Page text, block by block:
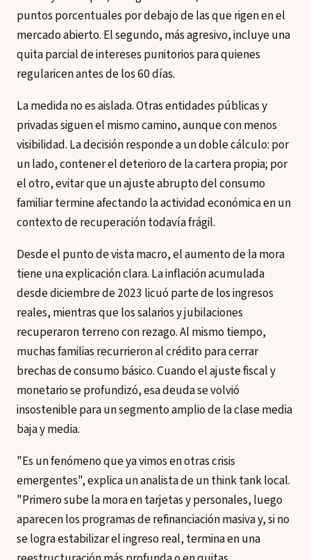
puntos porcentuales por debajo de las que rigen en el
mercado abierto. El segundo, más agresivo, incluye una
quita parcial de intereses punitorios para quienes
regularicen antes de los 60 días.
La medida no es aislada. Otras entidades públicas y
privadas siguen el mismo camino, aunque con menos
visibilidad. La decisión responde a un doble cálculo: por
un lado, contener el deterioro de la cartera propia; por
el otro, evitar que un ajuste abrupto del consumo
familiar termine afectando la actividad económica en un
contexto de recuperación todavía frágil.
Desde el punto de vista macro, el aumento de la mora
tiene una explicación clara. La inflación acumulada
desde diciembre de 2023 licuó parte de los ingresos
reales, mientras que los salarios y jubilaciones
recuperaron terreno con rezago. Al mismo tiempo,
muchas familias recurrieron al crédito para cerrar
brechas de consumo básico. Cuando el ajuste fiscal y
monetario se profundizó, esa deuda se volvió
insostenible para un segmento amplio de la clase media
baja y media.
"Es un fenómeno que ya vimos en otras crisis
emergentes", explica un analista de un think tank local.
"Primero sube la mora en tarjetas y personales, luego
aparecen los programas de refinanciación masiva y, si no
se logra estabilizar el ingreso real, termina en una